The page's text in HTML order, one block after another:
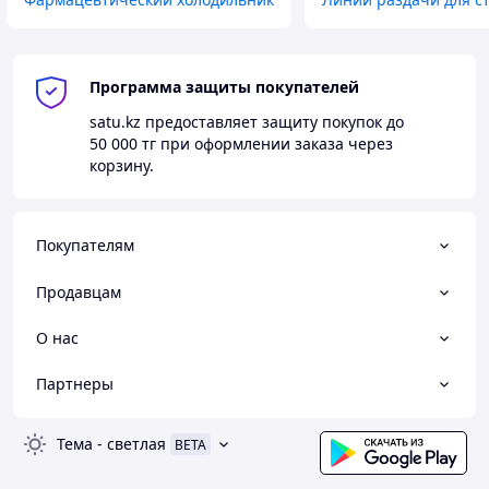
температуре окружающей среды до -10 °C
Характеристики
среднетемпературная
Напряжение
Потребляемая мощность
Ширина внешнего блока
Высота внешнего блока
Ширина внутреннего
блока
Программа защиты покупателей
satu.kz предоставляет защиту покупок до
50 000 тг при оформлении заказа через
корзину.
Покупателям
Продавцам
О нас
Партнеры
Тема - светлая BETA